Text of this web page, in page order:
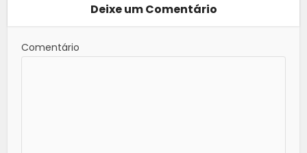
Deixe um Comentário
Comentário